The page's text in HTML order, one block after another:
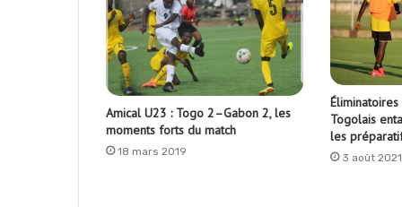
Amical U23 : Togo 2–Gabon 2, les
moments forts du match
18 mars 2019
Togolais
les
3 août 2021